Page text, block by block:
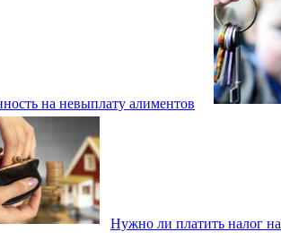
на невыплату алиментов
Нужно ли платить налог